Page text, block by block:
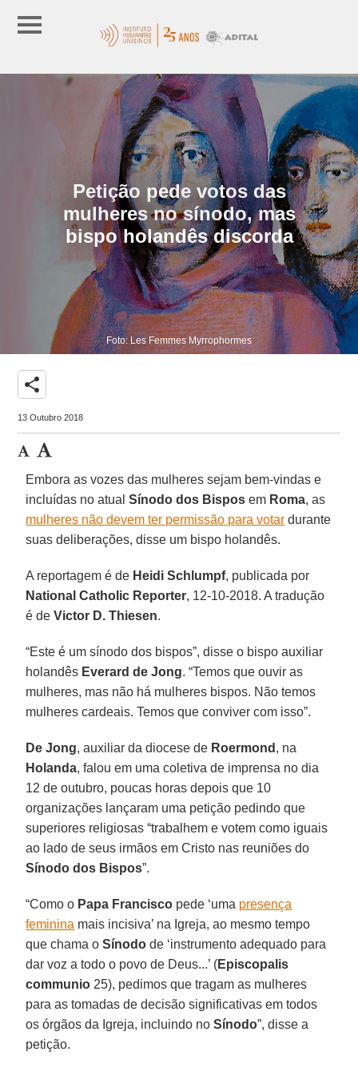
Petição pede votos das
mulheres no sínodo, mas
bispo holandês discorda
Foto: Les Femmes Myrrophormes
share
13 Outubro 2018
Embora as vozes das mulheres sejam bem-vindas e
incluídas no atualSínodo dos Bispos em Roma, as
mulheres não devem ter permissão para votar durante
suas deliberações, disse um bispo holandês.
A reportagem é de Heidi Schlumpf, publicada por
National Catholic Reporter, 12-10-2018. A tradução
é deVictor D. Thiesen.
“Este é um sínodo dos bispos”, disse o bispo auxiliar
holandês Everard de Jong. “Temos que ouvir as
mulheres, mas não há mulheres bispos. Não temos
mulheres cardeais. Temos que conviver com isso”.
De Jong, auxiliar da diocese de Roermond , na
Holanda, falou em uma coletiva de imprensa no dia
12 de outubro, poucas horas depois que 10
organizações lançaram uma petição pedindo que
superiores religiosas “trabalhem e votem como iguais
ao lado de seus irmãos em Cristo nas reuniões do
Sínodo dos Bispos”.
“Como o Papa Francisco pede ‘uma presença
feminina mais incisiva’ na Igreja, ao mesmo tempo
que chama oSínodo de ‘instrumento adequado para
dar voz a todo o povo de Deus...’ (Episcopalis
communio 25), pedimos que tragam as mulheres
para as tomadas de decisão significativas em todos
os órgãos da Igreja, incluindo noSínodo”, disse a
petição.